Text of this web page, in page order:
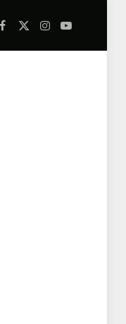
Facebook
X
Instagram
YouTube